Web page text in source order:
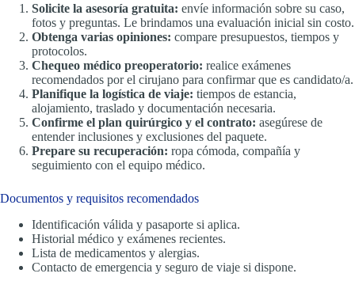
Solicite la asesoría gratuita: envíe información sobre su caso,
fotos y preguntas. Le brindamos una evaluación inicial sin costo.
Obtenga varias opiniones: compare presupuestos, tiempos y
protocolos.
Chequeo médico preoperatorio: realice exámenes
recomendados por el cirujano para confirmar que es candidato/a.
Planifique la logística de viaje: tiempos de estancia,
alojamiento, traslado y documentación necesaria.
Confirme el plan quirúrgico y el contrato: asegúrese de
entender inclusiones y exclusiones del paquete.
Prepare su recuperación: ropa cómoda, compañía y
seguimiento con el equipo médico.
Documentos y requisitos recomendados
Identificación válida y pasaporte si aplica.
Historial médico y exámenes recientes.
Lista de medicamentos y alergias.
Contacto de emergencia y seguro de viaje si dispone.